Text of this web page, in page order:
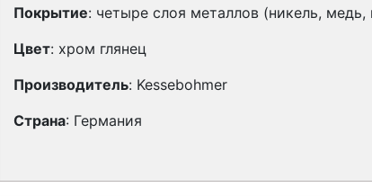
Покрытие: четыре слоя металлов (никель,
Цвет: хром глянец
Производитель: Kessebohmer
Страна: Германия